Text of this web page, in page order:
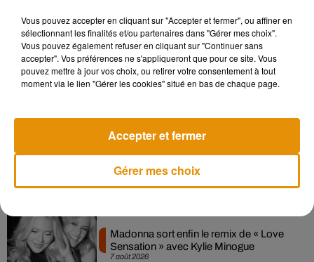
Si ces essais confirment les premiers résultats, cette
approche pourrait marquer un tournant dans la lutte contre
les maladies infectieuses. Plutôt que de réagir à l'apparition
d'un nouveau virus, les scientifiques espèrent désormais
Musique
7 août 2026
Madonna sort enfin le remix de « Love
Sensation » avec Kylie Minogue
Vous pouvez accepter en cliquant sur "Accepter et fermer", ou affiner en
sélectionnant les finalités et/ou partenaires dans "Gérer mes choix".
Vous pouvez également refuser en cliquant sur "Continuer sans
accepter". Vos préférences ne s'appliqueront que pour ce site. Vous
pouvez mettre à jour vos choix, ou retirer votre consentement à tout
moment via le lien "Gérer les cookies" situé en bas de chaque page.
Gérer mes choix
Accepter et fermer